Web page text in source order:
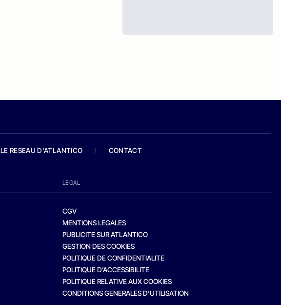
LE RESEAU D'ATLANTICO / CONTACT
LEGAL
CGV
MENTIONS LEGALES
PUBLICITE SUR ATLANTICO
GESTION DES COOKIES
POLITIQUE DE CONFIDENTIALITE
POLITIQUE D’ACCESSIBILITE
POLITIQUE RELATIVE AUX COOKIES
CONDITIONS GENERALES D’UTILISATION